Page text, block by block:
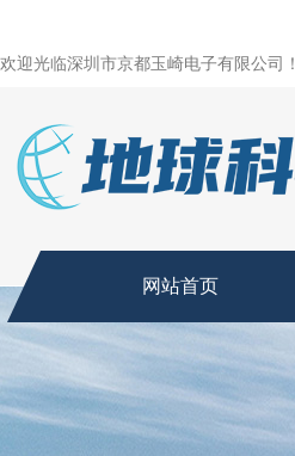
欢迎光临深圳市京都玉崎电子有限公司！
网站首页